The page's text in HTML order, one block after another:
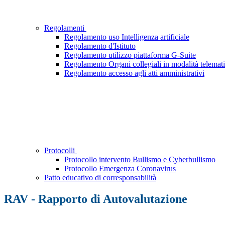
Regolamenti
Regolamento uso Intelligenza artificiale
Regolamento d'Istituto
Regolamento utilizzo piattaforma G-Suite
Regolamento Organi collegiali in modalità
Regolamento accesso agli atti amministrativi
Protocolli
Protocollo intervento Bullismo e Cyberbullismo
Protocollo Emergenza Coronavirus
Patto educativo di corresponsabilità
RAV - Rapporto di Autovalutazione